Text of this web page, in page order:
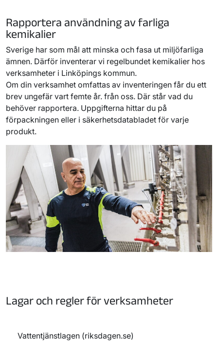
Rapportera användning av farliga
kemikalier
Sverige har som mål att minska och fasa ut miljöfarliga
ämnen. Därför inventerar vi regelbundet kemikalier hos
verksamheter i Linköpings kommun.
Om din verksamhet omfattas av inventeringen får du ett
brev ungefär vart femte år. från oss. Där står vad du
behöver rapportera. Uppgifterna hittar du på
förpackningen eller i säkerhetsdatabladet för varje
produkt.
Lagar och regler för verksamheter
Vattentjänstlagen (riksdagen.se)